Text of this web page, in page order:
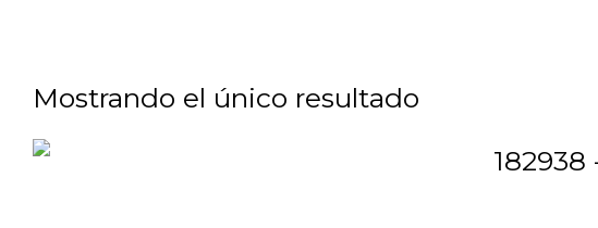
Mostrando el único resultado